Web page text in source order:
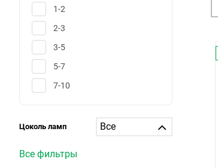
1-2
2-3
3-5
5-7
7-10
12-15
20-25
Цоколь ламп
Все фильтры